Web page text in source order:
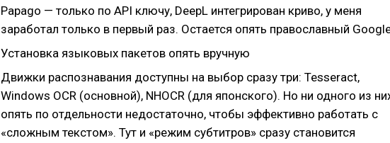
Papago — только по API ключу, DeepL интегрирован криво, у меня
заработал только в первый раз. Остается опять православный
Установка языковых пакетов опять вручную
Движки распознавания доступны на выбор сразу три: Tesseract,
Windows OCR (основной), NHOCR (для японского). Но ни одного из
опять по отдельности недостаточно, чтобы эффективно работать с
«сложным текстом». Тут и «режим субтитров» сразу становится